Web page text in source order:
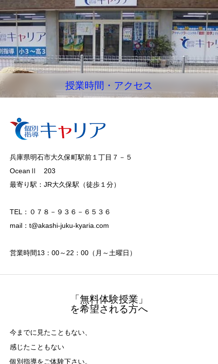
授業時間・アクセス
兵庫県明石市大久保町駅前１丁目７－５
OceanⅡ 203
最寄り駅：JR大久保駅（徒歩１分）
TEL：０７８－９３６－６５３６
mail：t@akashi-juku-kyaria.com
営業時間13：00～22：00（月～土曜日）
「無料体験授業」
を希望される方へ
今までに見たこともない、
感じたこともない
個別指導をご体験下さい。